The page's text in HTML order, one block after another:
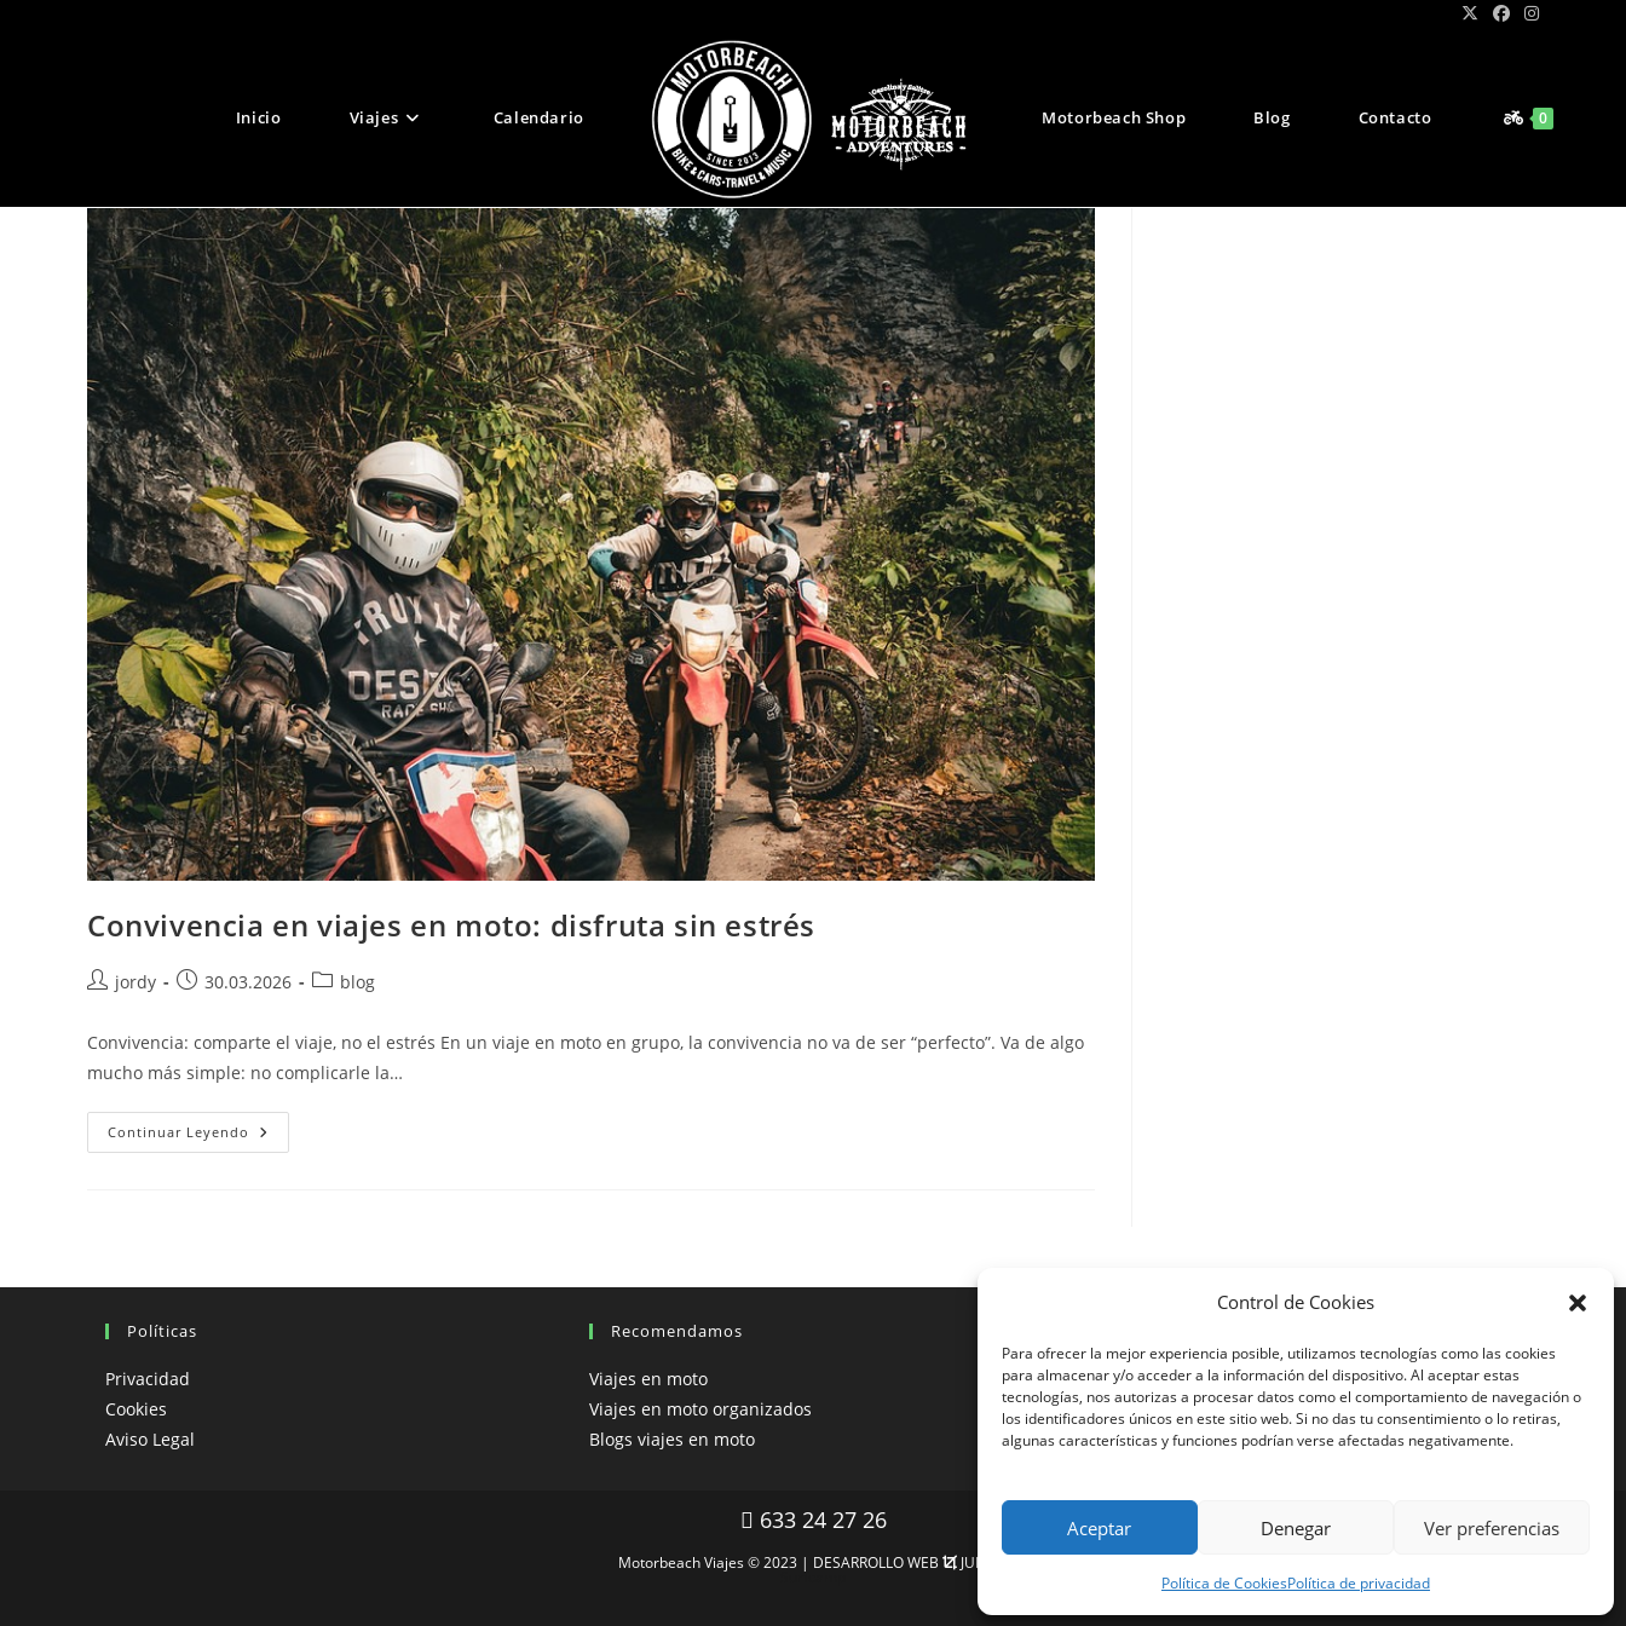
Control de Cookies
Para ofrecer la mejor experiencia posible, utilizamos tecnologías como las cookies
para almacenar y/o acceder a la información del dispositivo. Al aceptar estas
tecnologías, nos autorizas a procesar datos como el comportamiento de navegación o
los identificadores únicos en este sitio web. Si no das tu consentimiento o lo retiras,
algunas características y funciones podrían verse afectadas negativamente.
Aceptar Denegar Ver preferencias
Política de CookiesPolítica de privacidad
Inicio Viajes Calendario Motorbeach Shop Blog Contacto 0
Convivencia en viajes en moto: disfruta sin estrés
Autor
entrada:
jordy
Publicación
entrada:
30.03.2026
Categoría
la
entrada:
blog
Convivencia: comparte el viaje, no el estrés En un viaje en moto en grupo, la convivencia no va de ser “perfecto”. Va de algo
mucho más simple: no complicarle la…
Continuar Leyendo Convivencia
En
Políticas
Privacidad
Cookies
Aviso Legal
Recomendamos
Viajes en moto
Viajes en moto organizados
Blogs viajes en moto
Viajes en moto India
Viajes en moto Nicaragua
Viajes en moto América
633 24 27 26
Motorbeach Viajes © 2023 | DESARROLLO WEB JUEVER
Surfcamp